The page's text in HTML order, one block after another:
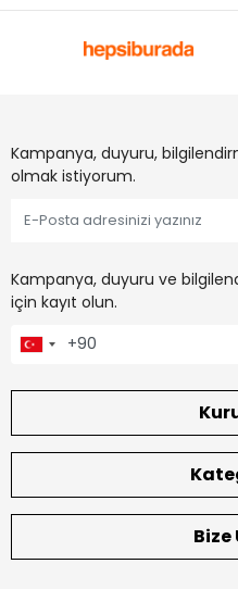
Kampanya, duyuru,
olmak istiyorum.
Kampanya, duyuru ve
için kayıt olun.
Bize